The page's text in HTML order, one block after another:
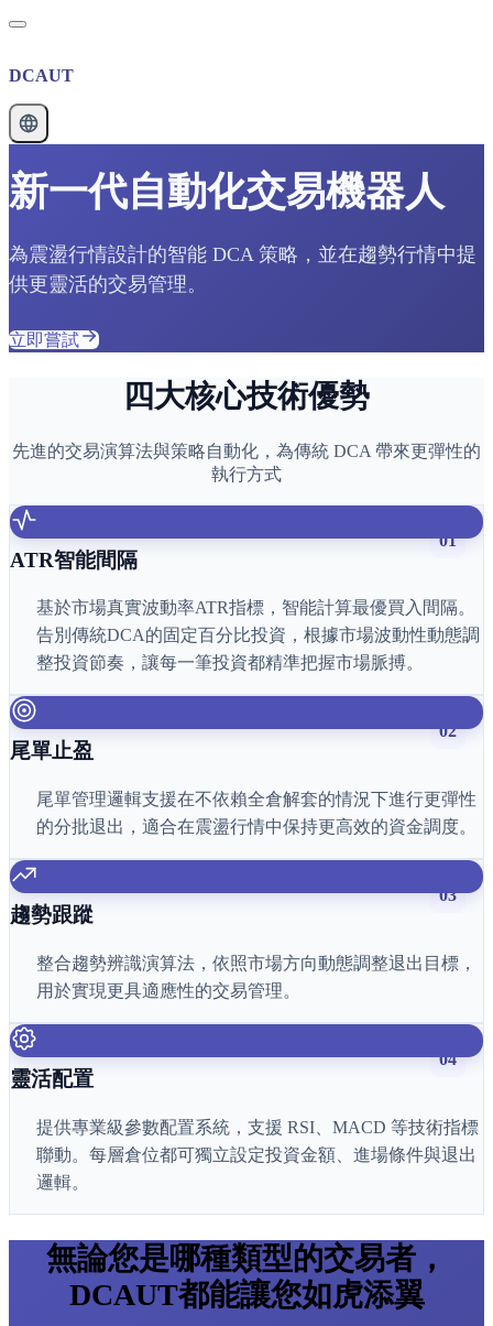
DCAUT
新一代自動化交易機器人
為震盪行情設計的智能 DCA 策略，並在趨勢行情中提
供更靈活的交易管理。
立即嘗試
四大核心技術優勢
先進的交易演算法與策略自動化，為傳統 DCA 帶來更彈性的
執行方式
01
ATR智能間隔
基於市場真實波動率ATR指標，智能計算最優買入間隔。
告別傳統DCA的固定百分比投資，根據市場波動性動態調
整投資節奏，讓每一筆投資都精準把握市場脈搏。
02
尾單止盈
尾單管理邏輯支援在不依賴全倉解套的情況下進行更彈性
的分批退出，適合在震盪行情中保持更高效的資金調度。
03
趨勢跟蹤
整合趨勢辨識演算法，依照市場方向動態調整退出目標，
用於實現更具適應性的交易管理。
04
靈活配置
提供專業級參數配置系統，支援 RSI、MACD 等技術指標
聯動。每層倉位都可獨立設定投資金額、進場條件與退出
邏輯。
無論您是哪種類型的交易者，
DCAUT都能讓您如虎添翼